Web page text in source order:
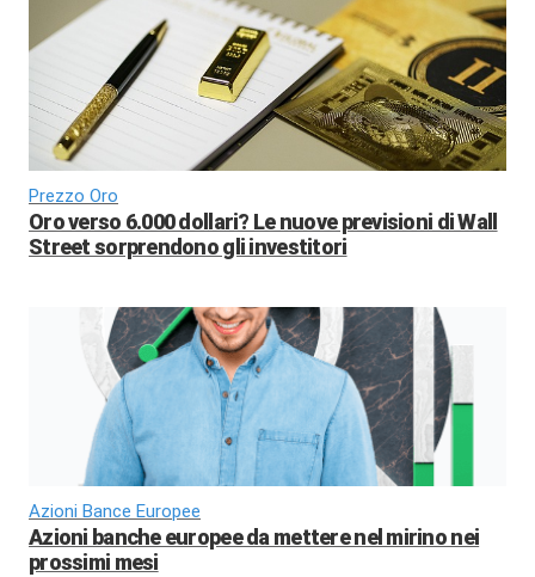
Prezzo Oro
Oro verso 6.000 dollari? Le nuove previsioni di Wall
Street sorprendono gli investitori
Azioni Bance Europee
Azioni banche europee da mettere nel mirino nei
prossimi mesi